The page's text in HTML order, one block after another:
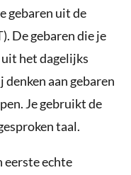
gebaren uit de
De gebaren die je
het dagelijks
denken aan gebaren
Je gebruikt de
taal.
eerste echte